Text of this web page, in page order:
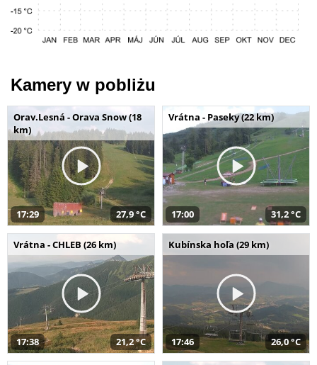
Kamery w pobliżu
Orav.Lesná - Orava Snow (18
km)
17:29 27,9 °C
Vrátna - Paseky (22 km)
17:00 31,2 °C
Vrátna - CHLEB (26 km)
17:38 21,2 °C
Kubínska hoľa (29 km)
17:46 26,0 °C